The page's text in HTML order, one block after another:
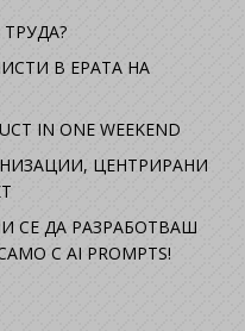
В ЕРАТА НА
IN ONE WEEKEND
ЦЕНТРИРАНИ
СЕ ДА РАЗРАБОТВАШ
С AI PROMPTS!